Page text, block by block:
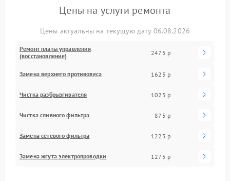
Цены на услуги ремонта
Цены актуальны на текущую дату 06.08.2026
Ремонт платы управления
(восстановление)
2475 р
Замена верхнего противовеса 1625 р
Чистка разбрызгивателя 1025 р
Чистка сливного фильтра 875 р
Замена сетевого фильтра 1225 р
Замена жгута электропроводки 1275 р